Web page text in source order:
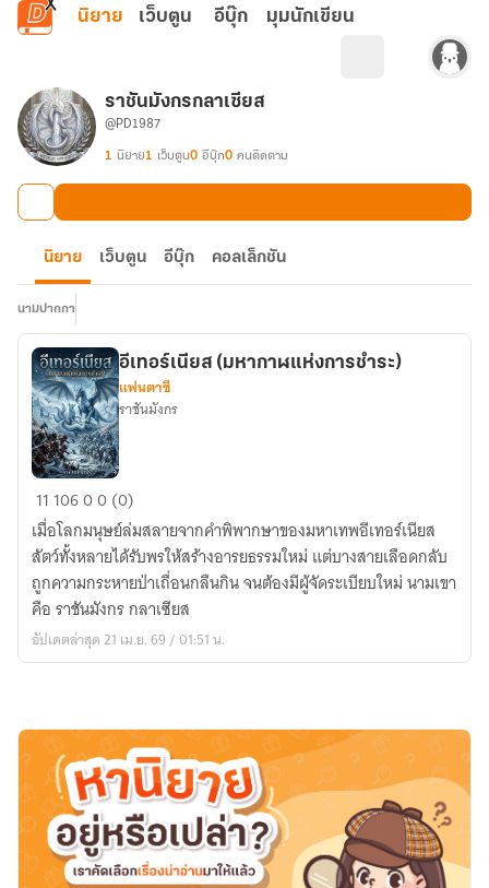
ข้ามไปยังเนื้อหาหลัก
นิยาย เว็บตูน อีบุ๊ก มุมนักเขียน
ราชันมังกรกลาเซียส
@PD1987
1 นิยาย1 เว็บตูน0 อีบุ๊ก0 คนติดตาม
นิยาย เว็บตูน อีบุ๊ก คอลเล็กชัน
นามปากกา
อี
เท
อร์
เนีย
ส
(มหากาฬ
ชำระ)
​อีเทอร์เนียส (มหากาฬแห่งการชำระ)
แฟนตาซี
ราชันมังกร
11 10600 (0)
เมื่อโลกมนุษย์ล่มสลายจากคำพิพากษาของมหาเทพอีเทอร์เนียส
สัตว์ทั้งหลายได้รับพรให้สร้างอารยธรรมใหม่ แต่บางสายเลือดกลับ
ถูกความกระหายป่าเถื่อนกลืนกิน จนต้องมีผู้จัดระเบียบใหม่ นามเขา
คือ ราชันมังกร กลาเซียส
อัปเดตล่าสุด 21 เม.ย. 69 / 01:51 น.